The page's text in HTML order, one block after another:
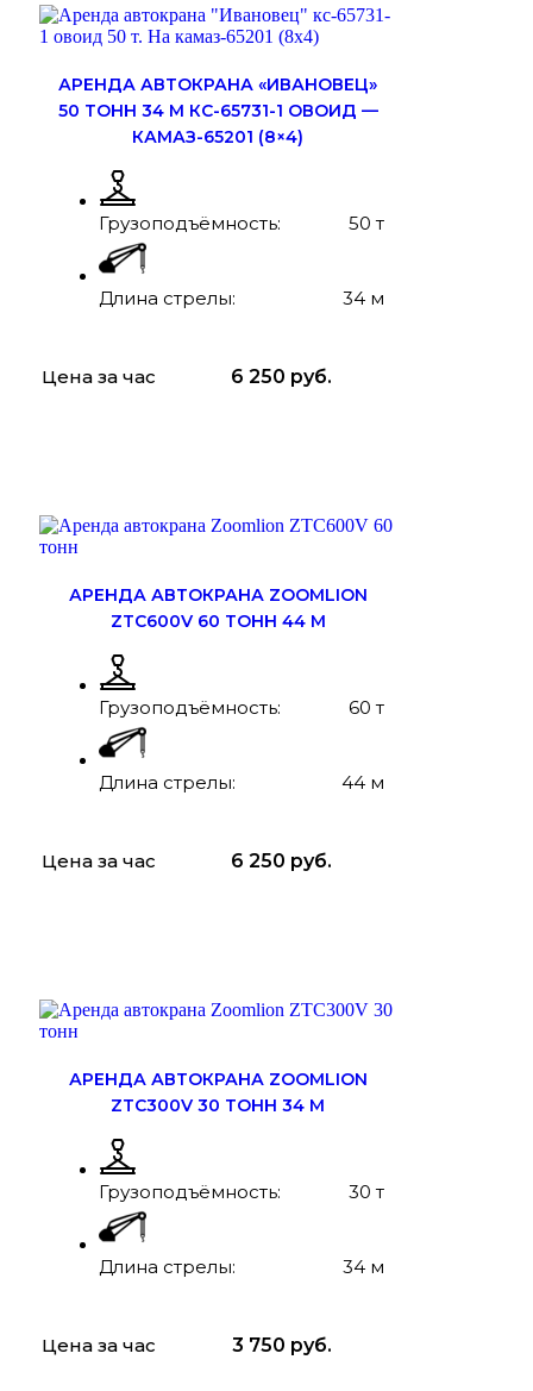
АРЕНДА АВТОКРАНА «ИВАНОВЕЦ»
50 ТОНН 34 М КС-65731-1 ОВОИД —
КАМАЗ-65201 (8×4)
Грузоподъёмность: 50 т
Длина стрелы: 34 м
Цена за час 6 250 руб.
АРЕНДА АВТОКРАНА ZOOMLION
ZTC600V 60 ТОНН 44 М
Грузоподъёмность: 60 т
Длина стрелы: 44 м
Цена за час 6 250 руб.
АРЕНДА АВТОКРАНА ZOOMLION
ZTC300V 30 ТОНН 34 М
Грузоподъёмность: 30 т
Длина стрелы: 34 м
Цена за час 3 750 руб.